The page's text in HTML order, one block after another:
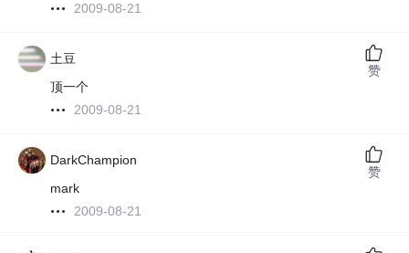
2009-08-21
土豆
顶一个
2009-08-21
赞
DarkChampion
mark
2009-08-21
赞